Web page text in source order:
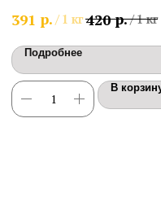
суперматовый
391 р. / 1 кг420 р./1 кг
Подробнее
В